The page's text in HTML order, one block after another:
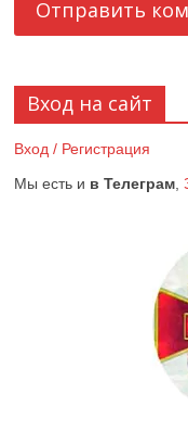
Вход на сайт
Вход / Регистрация
Мы есть и в Телеграм ,